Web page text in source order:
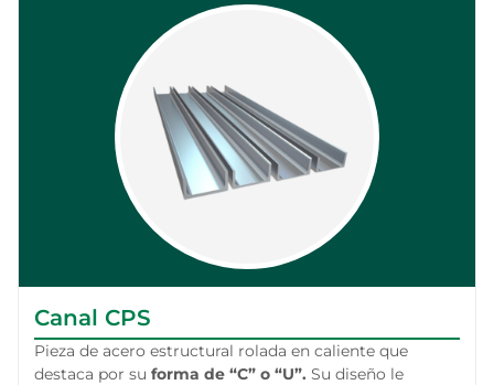
Canal CPS
Pieza de acero estructural rolada en caliente que
destaca por su forma de “C” o “U”. Su diseño le